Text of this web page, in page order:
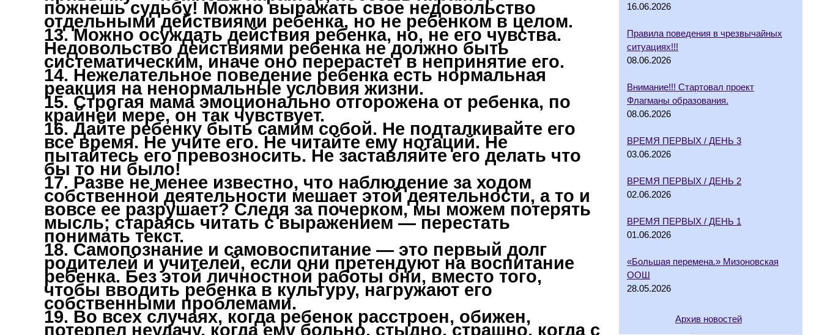
16.06.2026
Правила поведения в чрезвычайных
ситуациях!!!
08.06.2026
Внимание!!! Стартовал проект
Флагманы образования.
08.06.2026
ВРЕМЯ ПЕРВЫХ / ДЕНЬ 3
03.06.2026
ВРЕМЯ ПЕРВЫХ / ДЕНЬ 2
02.06.2026
ВРЕМЯ ПЕРВЫХ / ДЕНЬ 1
01.06.2026
«Большая перемена.» Мизоновская
ООШ
28.05.2026
Архив новостей
пожнешь судьбу! Можно выражать свое недовольство
отдельными действиями ребенка, но не ребенком в целом.
13. Можно осуждать действия ребенка, но, не его чувства.
Недовольство действиями ребенка не должно быть
систематическим, иначе оно перерастет в непринятие его.
14. Нежелательное поведение ребенка есть нормальная
реакция на ненормальные условия жизни.
15. Строгая мама эмоционально отгорожена от ребенка, по
крайней мере, он так чувствует.
16. Дайте ребенку быть самим собой. Не подталкивайте его
все время. Не учите его. Не читайте ему нотаций. Не
пытайтесь его превозносить. Не заставляйте его делать что
бы то ни было!
17. Разве не менее известно, что наблюдение за ходом
собственной деятельности мешает этой деятельности, а то и
вовсе ее разрушает? Следя за почерком, мы можем потерять
мысль; стараясь читать с выражением — перестать
понимать текст.
18. Самопознание и самовоспитание — это первый долг
родителей и учителей, если они претендуют на воспитание
ребенка. Без этой личностной работы они, вместо того,
чтобы вводить ребенка в культуру, нагружают его
собственными проблемами.
19. Во всех случаях, когда ребенок расстроен, обижен,
потерпел неудачу, когда ему больно, стыдно, страшно, когда с